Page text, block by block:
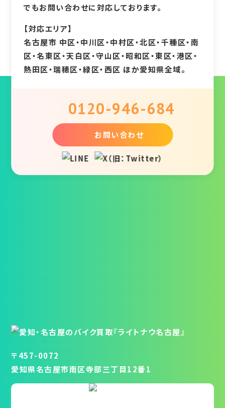
でもお問い合わせに対応しております。
【対応エリア】
名古屋市 中区・中川区・中村区・北区・千種区・南
区・名東区・天白区・守山区・昭和区・東区・港区・
熱田区・瑞穂区・緑区・西区 ほか愛知県全域。
0120-946-684
お問い合わせ
〒457-0072
愛知県名古屋市南区寺部三丁目12番1